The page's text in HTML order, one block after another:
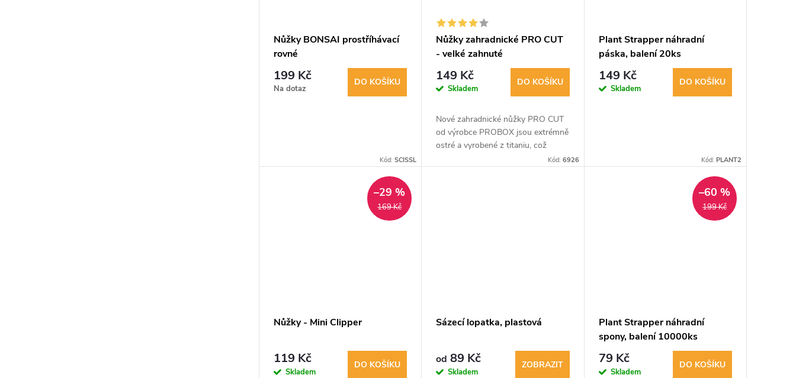
Nůžky BONSAI prostříhávací
rovné
199 Kč
Na dotaz
DO KOŠÍKU
Kód:SCISSL
Nůžky zahradnické PRO CUT
- velké zahnuté
149 Kč
Skladem
DO KOŠÍKU
Nové zahradnické nůžky PRO CUT
od výrobce PROBOX jsou extrémně
ostré a vyrobené z titaniu, což
Kód: 6926
Plant Strapper náhradní
páska, balení 20ks
149 Kč
Skladem
DO KOŠÍKU
Kód: PLANT2
169 Kč
–29 %
Nůžky - Mini Clipper
119 Kč
Skladem
DO KOŠÍKU
Sázecí lopatka, plastová
od 89 Kč
Skladem
ZOBRAZIT
199 Kč
–60 %
Plant Strapper náhradní
spony, balení 10000ks
79 Kč
Skladem
DO KOŠÍKU